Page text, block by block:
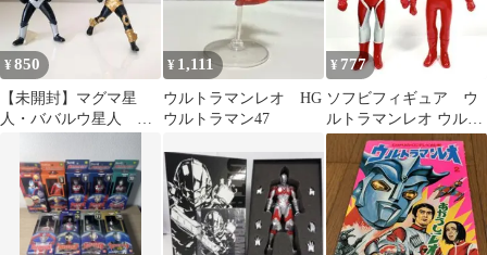
¥850
【未開封】マグマ星
人・ババルウ星人 HG
¥ 1,111
ウルトラマンレオ HG
ウルトラマン47
¥ 777
ソフビフィギュア ウ
ルトラマンレオ ウルト
ラの父 1995年 ミニソ
フビセット